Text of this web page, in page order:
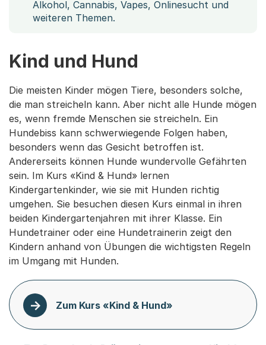
Alkohol, Cannabis, Vapes, Onlinesucht und
weiteren Themen.
Kind und Hund
Die meisten Kinder mögen Tiere, besonders solche,
die man streicheln kann. Aber nicht alle Hunde mögen
es, wenn fremde Menschen sie streicheln. Ein
Hundebiss kann schwerwiegende Folgen haben,
besonders wenn das Gesicht betroffen ist.
Andererseits können Hunde wundervolle Gefährten
sein. Im Kurs «Kind & Hund» lernen
Kindergartenkinder, wie sie mit Hunden richtig
umgehen. Sie besuchen diesen Kurs einmal in ihren
beiden Kindergartenjahren mit ihrer Klasse. Ein
Hundetrainer oder eine Hundetrainerin zeigt den
Kindern anhand von Übungen die wichtigsten Regeln
im Umgang mit Hunden.
Zum Kurs «Kind & Hund»